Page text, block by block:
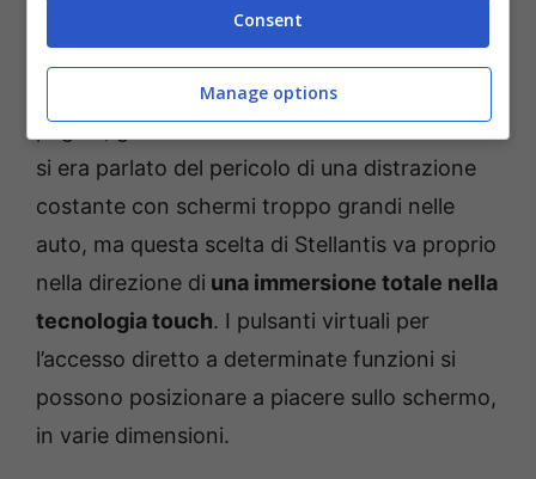
Risulteranno molto visibili per il conducente.
La sezione centrale può avere una
configurazione intuitiva con 16 widget per
pagina, gestibili in modo simile a un tablet. Se
si era parlato del pericolo di una distrazione
costante con schermi troppo grandi nelle
auto, ma questa scelta di Stellantis va proprio
nella direzione di una immersione totale nella
tecnologia touch. I pulsanti virtuali per
l’accesso diretto a determinate funzioni si
possono posizionare a piacere sullo schermo,
in varie dimensioni.
Consent
Manage options